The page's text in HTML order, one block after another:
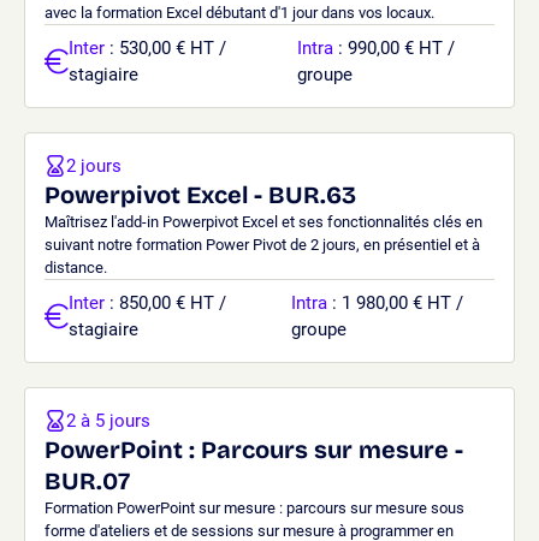
avec la formation Excel débutant d'1 jour dans vos locaux.
Inter : 530,00 € HT /
stagiaire
Intra : 990,00 € HT /
groupe
Powerpivot Excel - BUR.63
Maîtrisez l'add-in Powerpivot Excel et ses fonctionnalités clés en
suivant notre formation Power Pivot de 2 jours, en présentiel et à
distance.
2 jours
Inter : 850,00 € HT /
stagiaire
Intra : 1 980,00 € HT /
groupe
PowerPoint : Parcours sur mesure -
BUR.07
Formation PowerPoint sur mesure : parcours sur mesure sous
forme d'ateliers et de sessions sur mesure à programmer en
2 à 5 jours